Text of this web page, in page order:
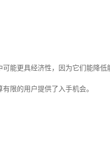
能更具经济性，因为它们能降低
限的用户提供了入手机会。